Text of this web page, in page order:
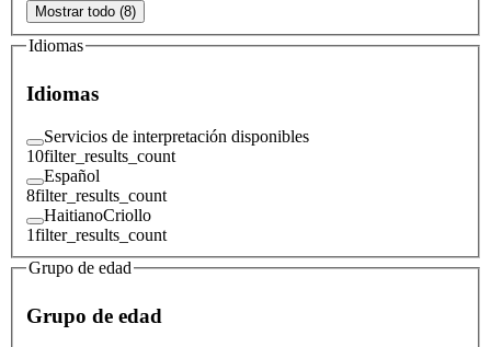
Mostrar todo (8)
Idiomas
Idiomas
Servicios de interpretación disponibles
10filter_results_count
Español
8filter_results_count
HaitianoCriollo
1filter_results_count
Grupo de edad
Grupo de edad